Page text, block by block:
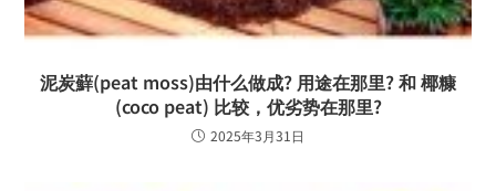
泥炭蘚(peat moss)由什么做成? 用途在那里? 和 椰糠
(coco peat) 比较，优劣势在那里?
2025年3月31日